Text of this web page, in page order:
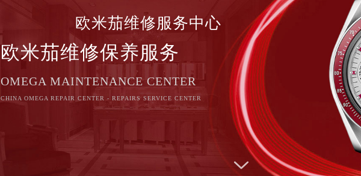
欧米茄维修服务中心
欧米茄维修保养服务
OMEGA MAINTENANCE CENTER
CHINA OMEGA REPAIR CENTER - REPAIRS SERVICE CENTER